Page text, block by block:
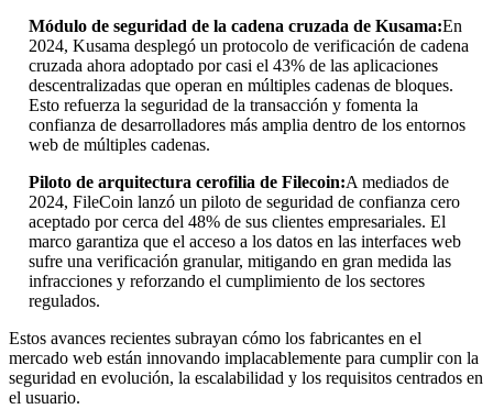
Módulo de seguridad de la cadena cruzada de Kusama:En
2024, Kusama desplegó un protocolo de verificación de cadena
cruzada ahora adoptado por casi el 43% de las aplicaciones
descentralizadas que operan en múltiples cadenas de bloques.
Esto refuerza la seguridad de la transacción y fomenta la
confianza de desarrolladores más amplia dentro de los entornos
web de múltiples cadenas.
Piloto de arquitectura cerofilia de Filecoin:A mediados de
2024, FileCoin lanzó un piloto de seguridad de confianza cero
aceptado por cerca del 48% de sus clientes empresariales. El
marco garantiza que el acceso a los datos en las interfaces web
sufre una verificación granular, mitigando en gran medida las
infracciones y reforzando el cumplimiento de los sectores
regulados.
Estos avances recientes subrayan cómo los fabricantes en el
mercado web están innovando implacablemente para cumplir con la
seguridad en evolución, la escalabilidad y los requisitos centrados en
el usuario.